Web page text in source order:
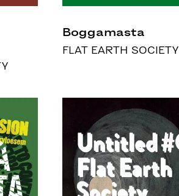
Boggamasta
FLAT EARTH SOCIETY